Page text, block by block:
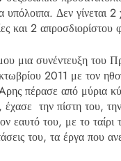
υπόλοιπα. Δεν γίνεται 2
και 2
μια συνέντευξη του
2011 με τον
πέρασε από μύρια
την πίστη του,
εαυτό του, με το ταίρι
του, τα έργα που